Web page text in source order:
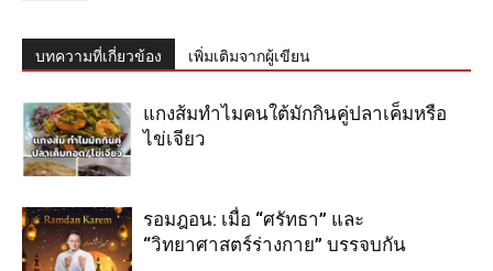
บทความที่เกี่ยวข้อง เพิ่มเติมจากผู้เขียน
แกงส้มทำไมคนใต้มักกินคู่ปลาเค็มหรือ
ไข่เจียว
รอมฎอน: เมื่อ “ศรัทธา” และ
“วิทยาศาสตร์ร่างกาย” บรรจบกัน